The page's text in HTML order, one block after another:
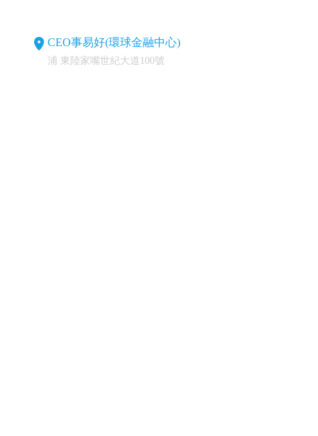
CEO事易好(環球金融中心)
浦 東陸家嘴世紀大道100號